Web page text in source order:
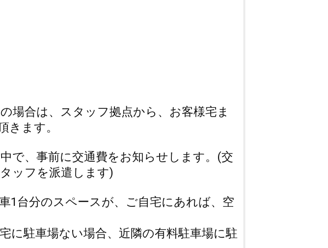
場合は、スタッフ拠点から、お客様宅ま
きます。
で、事前に交通費をお知らせします。(交
ッフを派遣します)
1台分のスペースが、ご自宅にあれば、空
に駐車場ない場合、近隣の有料駐車場に駐